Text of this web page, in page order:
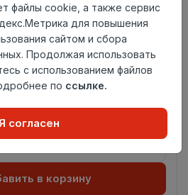
в корзину
файлы cookie, а также сервис
для повышения
сайтом и сбора
Продолжая использовать
с использованием файлов
по ссылке.
Я согласен